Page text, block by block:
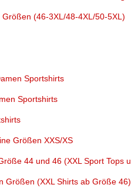
(46-3XL/48-4XL/50-5XL)
Sportshirts
Sportshirts
Größen XXS/XS
44 und 46 (XXL Sport Tops
Größen (XXL Shirts ab Größe 46)